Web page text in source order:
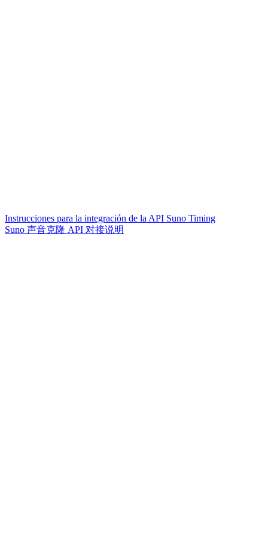
Instrucciones para la integración de la API Suno Timing
Suno 声音克隆 API 对接说明